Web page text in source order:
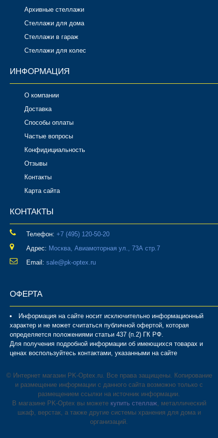
Архивные стеллажи
Стеллажи для дома
Стеллажи в гараж
Стеллажи для колес
ИНФОРМАЦИЯ
О компании
Доставка
Способы оплаты
Частые вопросы
Конфидициальность
Отзывы
Контакты
Карта сайта
КОНТАКТЫ
Телефон: ‎+7 (495) 120-50-20
Адрес: Москва, Авиамоторная ул., 73А стр.7
Email: sale@pk-optex.ru
ОФЕРТА
Информация на сайте носит исключительно информационный
характер и не может считаться публичной офертой, которая
определяется положениями статьи 437 (п.2) ГК РФ.
Для получения подробной информации об имеющихся товарах и
ценах воспользуйтесь контактами, указанными на сайте
© Интернет магазин PK-Optex.ru. Все права защищены. Копирование
и размещение информации с данного сайта возможно только с
размещением ссылки на источник информации.
В магазине PK-Optex вы можете купить стеллаж, металлический
шкаф, верстак, а также другие системы хранения для дома и
организаций.